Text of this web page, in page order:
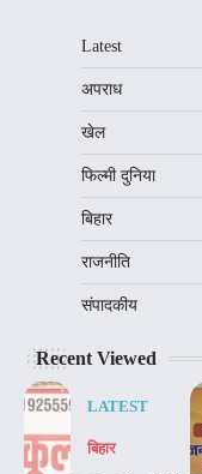
Latest
अपराध
खेल
फिल्मी दुनिया
बिहार
राजनीति
संपादकीय
Recent Viewed
LATEST
बिहार